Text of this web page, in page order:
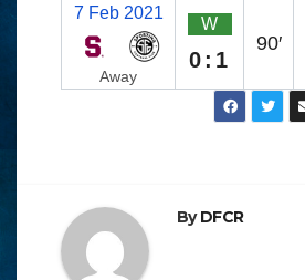
7 Feb 2021
Away
W
0:1
90′
ByDFCR